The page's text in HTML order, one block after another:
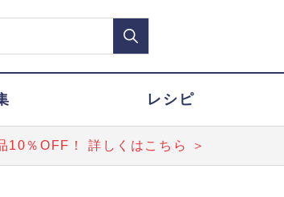
レシピ
10％OFF！ 詳しくはこちら ＞